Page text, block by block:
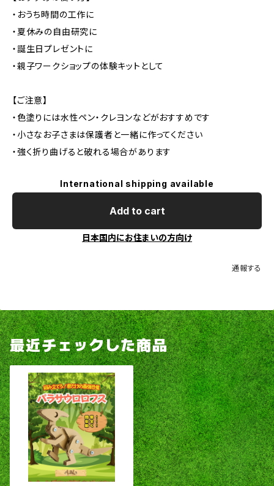
・おうち時間の工作に
・夏休みの自由研究に
・誕生日プレゼントに
・親子ワークショップの体験キットとして
【ご注意】
・色塗りには水性ペン・クレヨンなどがおすすめです
・小さなお子さまは保護者と一緒に作ってください
・強く折り曲げると破れる場合があります
International shipping available
Add to cart
日本国内にお住まいの方向け
通報する
最近チェックした商品